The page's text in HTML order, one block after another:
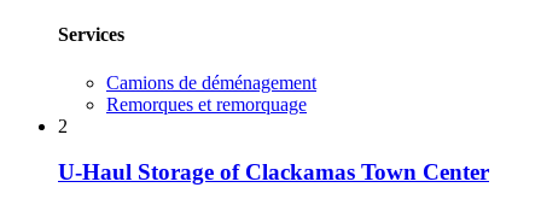
Services
Camions de déménagement
Remorques et remorquage
2
U-Haul Storage of Clackamas Town Center